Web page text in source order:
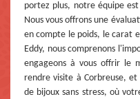
portez plus, notre équipe
Nous vous offrons une
en compte le poids, le carat
Eddy, nous comprenons
engageons à vous offrir le
rendre visite à Corbreuse,
de bijoux sans stress, où